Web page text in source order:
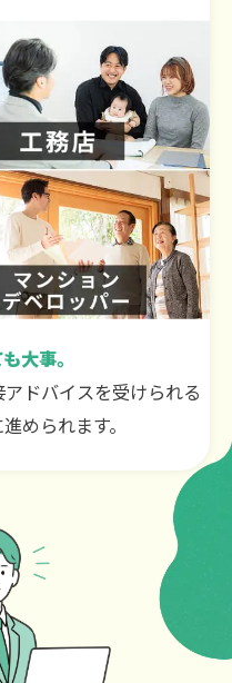
大事。
ドバイスを受けられる
められます。